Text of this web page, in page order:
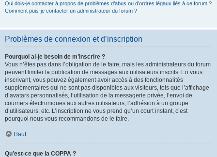
Qui dois-je contacter à propos de problèmes d’abus ou d’ordres légaux liés à ce forum ?
Comment puis-je contacter un administrateur du forum ?
Problèmes de connexion et d’inscription
Pourquoi ai-je besoin de m’inscrire ?
Vous n’êtes pas dans l’obligation de le faire, mais les administrateurs du forum
peuvent limiter la publication de messages aux utilisateurs inscrits. En vous
inscrivant, vous pouvez également avoir accès à des fonctionnalités
supplémentaires qui ne sont pas disponibles aux visiteurs, tels que l’affichage
d’avatars personnalisés, l’utilisation de la messagerie privée, l’envoi de
courriers électroniques aux autres utilisateurs, l’adhésion à un groupe
d’utilisateurs, etc. L’inscription ne vous prend qu’un court instant, c’est
pourquoi nous vous recommandons de le faire.
Haut
Qu’est-ce que la COPPA ?